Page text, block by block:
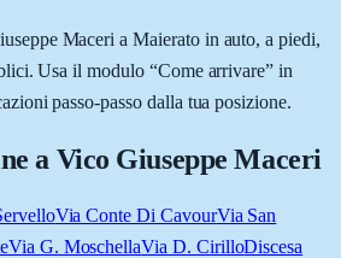
Maceri a Maierato in auto, a piedi,
Usa il modulo “Come arrivare” in
passo-passo dalla tua posizione.
a Vico Giuseppe Maceri
Via Conte Di CavourVia San
Via G. MoschellaVia D. CirilloDiscesa